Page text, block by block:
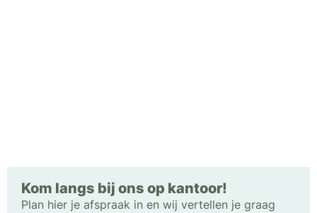
Kom langs bij ons op kantoor!
Plan hier je afspraak in en wij vertellen je graag